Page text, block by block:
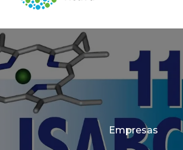
Categories
Empresas